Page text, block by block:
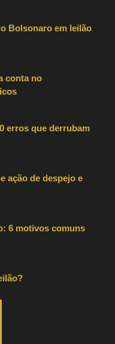
Bolsonaro em leilão
conta no
erros que derrubam
ação de despejo e
6 motivos comuns